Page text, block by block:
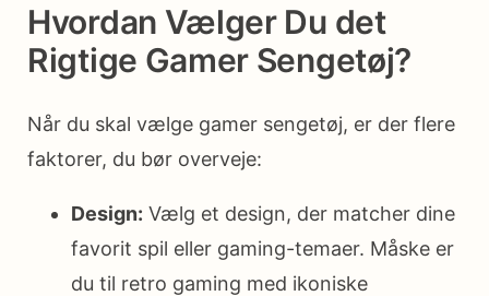
Hvordan Vælger Du det
Rigtige Gamer Sengetøj?
Når du skal vælge gamer sengetøj, er der flere
faktorer, du bør overveje:
Design: Vælg et design, der matcher dine
favorit spil eller gaming-temaer. Måske er
du til retro gaming med ikoniske